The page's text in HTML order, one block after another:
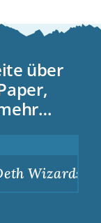
über
Wizards –